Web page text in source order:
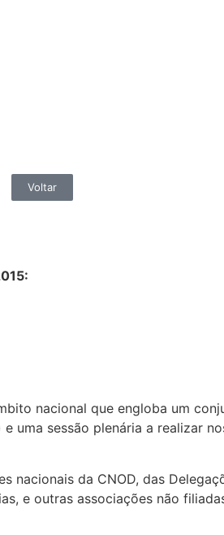
Voltar
nacional que engloba um
uma sessão plenária a realizar
da CNOD, das
e outras associações não